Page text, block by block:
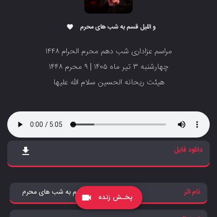
videocam پخـش زنده
و اللیل قسم به شب های محرم favorite
مراسم عزاداری شب دهم محرم الحرام ۱۴۴۸
‌‌‌‌‌‌‌‌‌‌چهارشنبه ۳ تیر ماه ۱۴۰۵ | ۹ محرم ۱۴۴۸
‌‌‌‌‌‌‌‌‌‌‌‌‌هیئت ریحانه الحسین سلام الله علیها
دانلود فایل file_download
نام اثر و اللیل قسم به شب های محرم